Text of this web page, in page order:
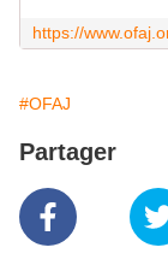
#OFAJ
Partager